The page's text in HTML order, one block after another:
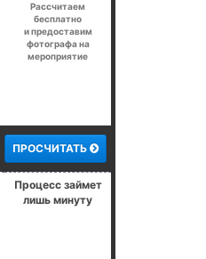
Рассчитаем
бесплатно
и предоставим
фотографа на
мероприятие
ПРОСЧИТАТЬ
Процесс займет
лишь минуту